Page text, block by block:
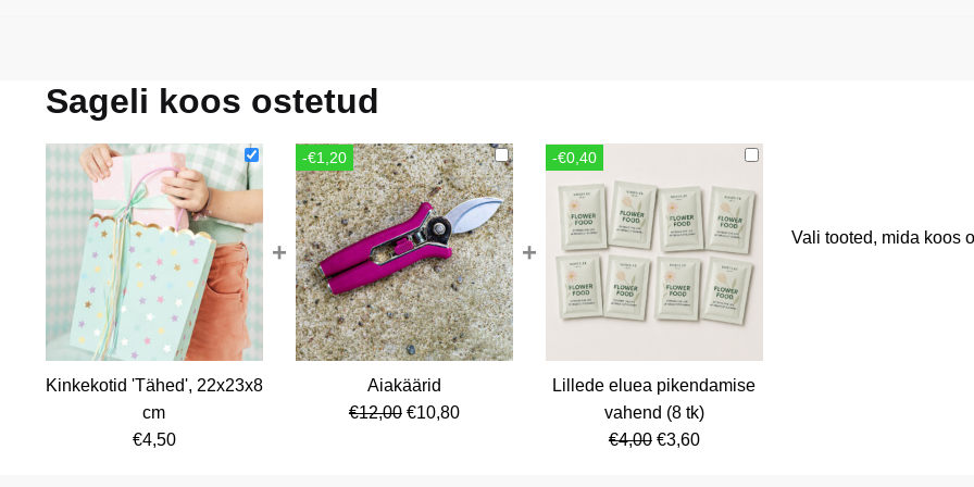
Sageli koos ostetud
Kinkekotid 'Tähed', 22x23x8
cm
€4,50
+
-€1,20
Aiakäärid
€12,00 Algne
€10,80Current
+
-€0,40
Lillede eluea pikendamise
vahend (8 tk)
€4,00 Algne
€3,60Current
Vali tooted, mida koos